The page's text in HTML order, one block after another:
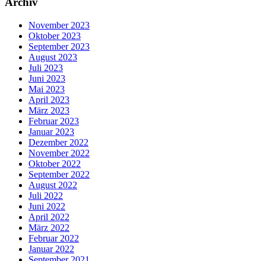
November 2023
Oktober 2023
September 2023
August 2023
Juli 2023
Juni 2023
Mai 2023
April 2023
März 2023
Februar 2023
Januar 2023
Dezember 2022
November 2022
Oktober 2022
September 2022
August 2022
Juli 2022
Juni 2022
April 2022
März 2022
Februar 2022
Januar 2022